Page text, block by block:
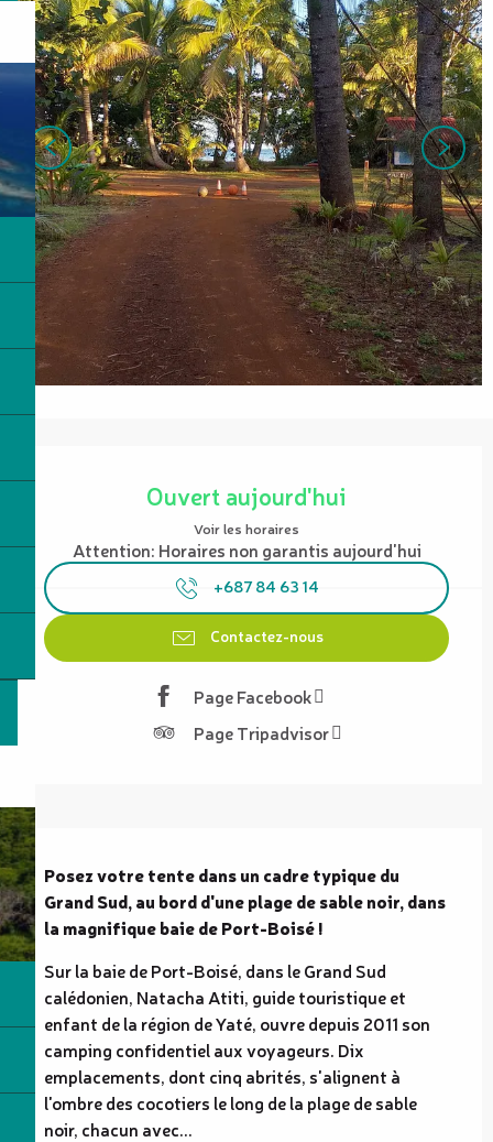
Ouvert aujourd'hui
Voir les horaires
Attention: Horaires non garantis aujourd'hui
+687 84 63 14
Contactez-nous
Page Facebook
Page Tripadvisor
Description
Posez votre tente dans un cadre typique du
Grand Sud, au bord d'une plage de sable noir, dans
la magnifique baie de Port-Boisé !
Sur la baie de Port-Boisé, dans le Grand Sud
calédonien, Natacha Atiti, guide touristique et
enfant de la région de Yaté, ouvre depuis 2011 son
camping confidentiel aux voyageurs. Dix
emplacements, dont cinq abrités, s'alignent à
l'ombre des cocotiers le long de la plage de sable
noir, chacun avec...